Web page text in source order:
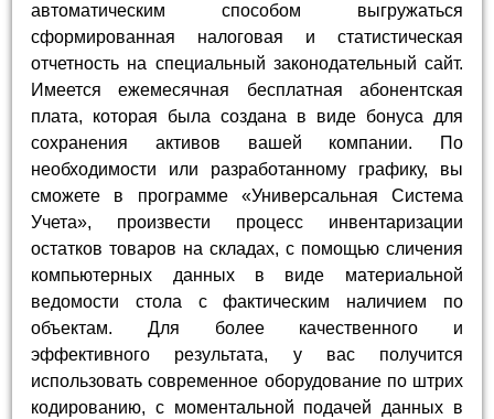
автоматическим способом выгружаться
сформированная налоговая и статистическая
отчетность на специальный законодательный сайт.
Имеется ежемесячная бесплатная абонентская
плата, которая была создана в виде бонуса для
сохранения активов вашей компании. По
необходимости или разработанному графику, вы
сможете в программе «Универсальная Система
Учета», произвести процесс инвентаризации
остатков товаров на складах, с помощью сличения
компьютерных данных в виде материальной
ведомости стола с фактическим наличием по
объектам. Для более качественного и
эффективного результата, у вас получится
использовать современное оборудование по штрих
кодированию, с моментальной подачей данных в